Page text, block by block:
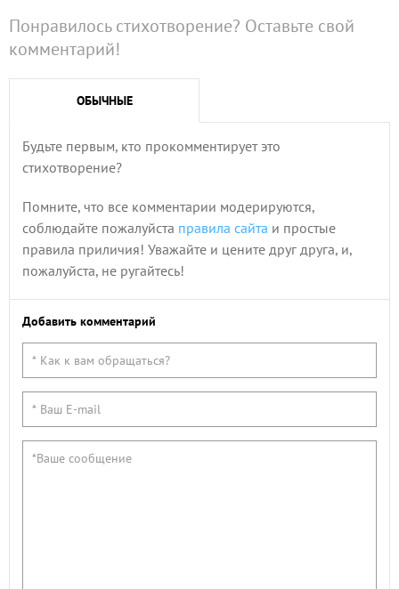
Понравилось стихотворение? Оставьте свой
комментарий!
ОБЫЧНЫЕ
Будьте первым, кто прокомментирует это
стихотворение?
Помните, что все комментарии модерируются,
соблюдайте пожалуйста правила сайта и простые
правила приличия! Уважайте и цените друг друга, и,
пожалуйста, не ругайтесь!
Добавить комментарий